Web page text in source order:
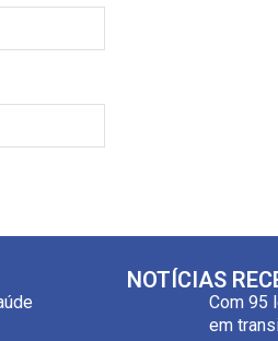
NOTÍCIAS
Com 95
em